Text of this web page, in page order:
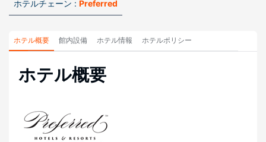
ホテルチェーン : Preferred
ホテル概要 館内設備 ホテル情報 ホテルポリシー
ホテル概要